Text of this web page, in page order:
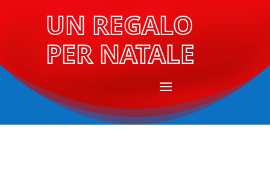
UN REGALO
PER NATALE